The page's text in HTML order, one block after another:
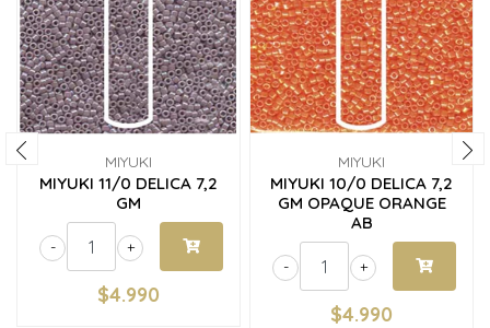
MIYUKI
MIYUKI 11/0 DELICA 7,2
GM
+
-
$4.990
MIYUKI
MIYUKI 10/0 DELICA 7,2
GM OPAQUE ORANGE
AB
+
-
$4.990